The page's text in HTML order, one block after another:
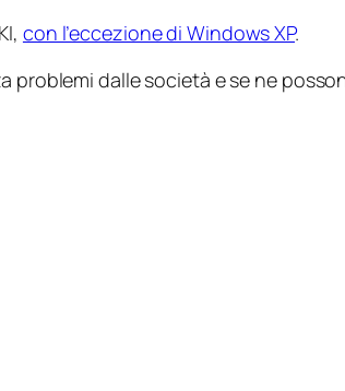
con l’eccezione di Windows XP.
problemi dalle società e se ne